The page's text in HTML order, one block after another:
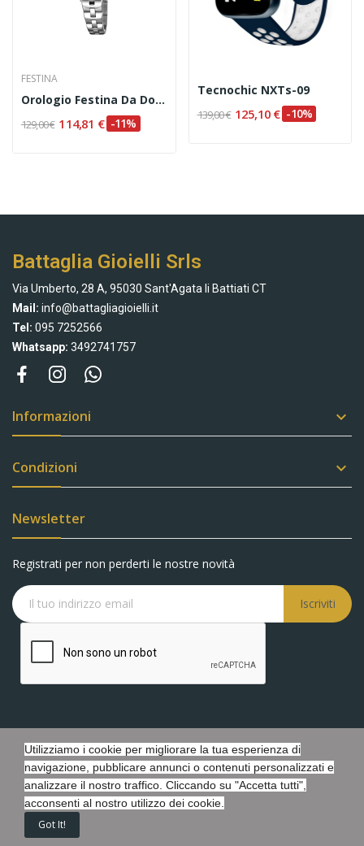
FESTINA
Orologio Festina Da Donna Codice: F20307/1
129,00 € 114,81 € -11%
Tecnochic NXTs-09
139,00 € 125,10 € -10%
Battaglia Gioielli Srls
Via Umberto, 28 A, 95030 Sant'Agata li Battiati CT
Mail: info@battagliagioielli.it
Tel: 095 7252566
Whatsapp: 3492741757
Informazioni 
Condizioni 
Newsletter
Registrati per non perderti le nostre novità
Iscriviti
Copyright © Battaglia Gioielli s.r.l.s. - P.IVA 05548440873 - Tutti i
diritti riservati. - Powered by Febosoft
Utilizziamo i cookie per migliorare la tua esperienza di
navigazione, pubblicare annunci o contenuti personalizzati e
analizzare il nostro traffico. Cliccando su "Accetta tutti",
acconsenti al nostro utilizzo dei cookie.
Got It!